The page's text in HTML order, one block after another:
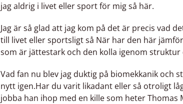
jag aldrig i livet eller sport för mig så här.
Jag är så glad att jag kom på det är precis vad
till livet eller sportsligt så När har den här
som är jättestark och den kolla igenom struktur
Vad fan nu blev jag duktig på biomekkanik och
nytt igen.Har du varit likadant eller så otroligt
jobba han ihop med en kille som heter Thomas